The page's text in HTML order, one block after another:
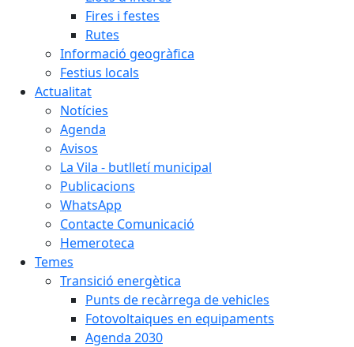
Fires i festes
Rutes
Informació geogràfica
Festius locals
Actualitat
Notícies
Agenda
Avisos
La Vila - butlletí municipal
Publicacions
WhatsApp
Contacte Comunicació
Hemeroteca
Temes
Transició energètica
Punts de recàrrega de vehicles
Fotovoltaiques en equipaments
Agenda 2030